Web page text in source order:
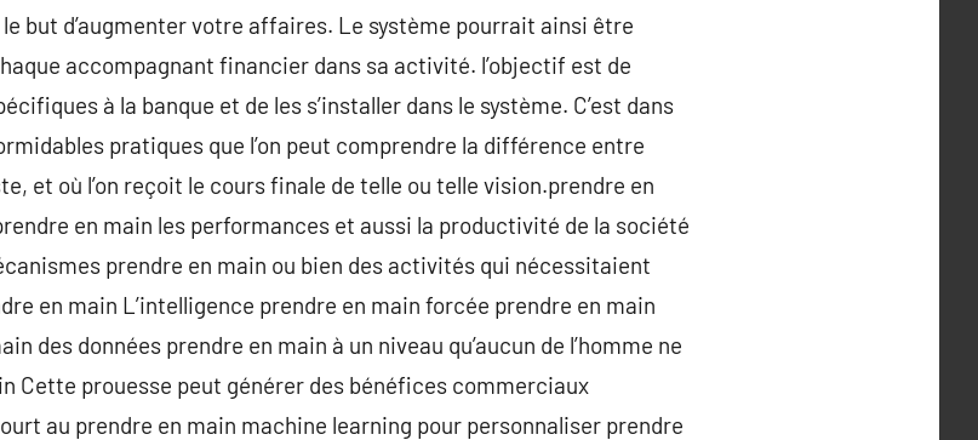
le but d’augmenter votre affaires. Le système pourrait ainsi être
accompagnant financier dans sa activité. l’objectif est de
à la banque et de les s’installer dans le système. C’est dans
pratiques que l’on peut comprendre la différence entre
et où l’on reçoit le cours finale de telle ou telle vision.prendre en
en main les performances et aussi la productivité de la société
prendre en main ou bien des activités qui nécessitaient
en main L’intelligence prendre en main forcée prendre en main
des données prendre en main à un niveau qu’aucun de l’homme ne
Cette prouesse peut générer des bénéfices commerciaux
au prendre en main machine learning pour personnaliser prendre